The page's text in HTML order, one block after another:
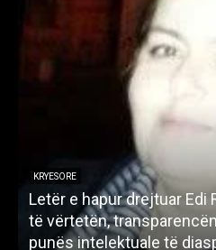
KRYESORE
Letër e hapur drejtuar Edi
të vërtetën,
punës intelektuale të